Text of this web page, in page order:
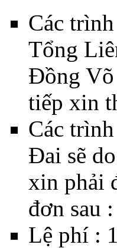
Các
Tổng
Đồng Võ
tiếp xin
Các
Đai sẽ
xin phải
đơn sau
Lệ phí :